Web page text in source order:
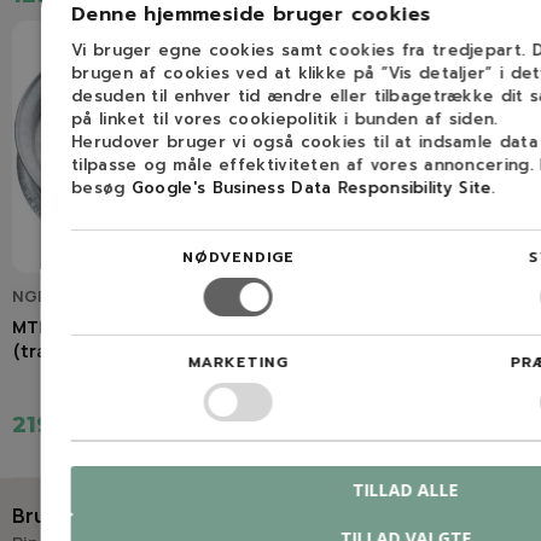
NGP04129
MTD/Cub-Cadet Remskive
(traktor)
219,00 kr.
Brug for hjælp?
Denne hjemmeside bruger cookies
Vi bruger egne cookies samt cookies fra tredjepart.
brugen af cookies ved at klikke på ”Vis detaljer” i
desuden til enhver tid ændre eller tilbagetrække dit
på linket til vores cookiepolitik i bunden af siden.
Herudover bruger vi også cookies til at indsamle
tilpasse og måle effektiviteten af vores annoncering.
besøg Google's Business Data Responsibility Site.
NØDVENDIGE
MARKETING
TILLAD ALLE